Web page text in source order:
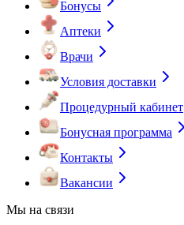
Бонусы
Аптеки
Врачи
Условия доставки
Процедурный кабинет
Бонусная программа
Контакты
Вакансии
Мы на связи